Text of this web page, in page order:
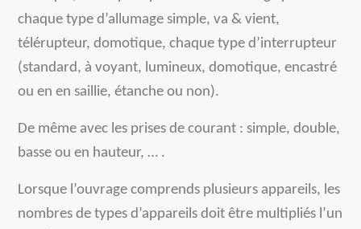
chaque type d’allumage simple, va & vient,
télérupteur, domotique, chaque type d’interrupteur
(standard, à voyant, lumineux, domotique, encastré
ou en en saillie, étanche ou non).
De même avec les prises de courant : simple, double,
basse ou en hauteur, … .
Lorsque l’ouvrage comprends plusieurs appareils, les
nombres de types d’appareils doit être multipliés l’un